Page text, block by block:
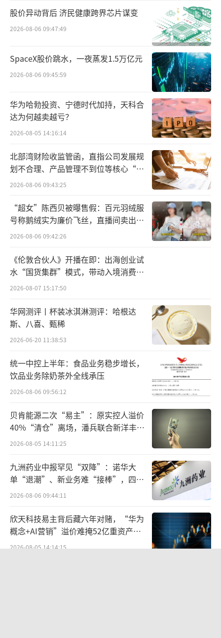
日，金富科技开盘即一字涨停，全天收报于14.
01元，总市值36.43亿元。
业绩挑战
跨界扩张，是不少企业在主业之外，培育
新增长点的一致性动作，但实施过程中往往风
险重重。此次，金富科技对外提示了风险存在
的可能性。
由于此次收购目前处于筹划时期，收购标
的的价格悬而未决，需要在完成尽调和审计评
估之后各方才进入协商程序。不过，基于标的
企业的行业背景和产品市场需求，交易价格恐
不会低。
与此同时，现金支付方式也给公司带来无
形的压力。截至今年9月末，其货币资金规模为
约2.01亿元，较年初下降11.06%。
2亿元，归母净利润0.93亿元，同比分别下降9.
12%和19.45%。这是公司上市以来，营收、归
母净利润首次双降。
公司解释，一方面，是部分新生产基地在2
025年投入使用，产能处于爬坡期，前期折旧及
备需要搬迁调试，造成产能在短期内受到一定
影响，导致营收、利润出现下降。前三季度
末，已经恢复正常生产。
这几年来，国内包装水、果汁和功能饮料
消费量的增长，直接带动上游瓶盖的需求增
随着行业竞争加剧，紫江企业、珠海中富
（000659.SZ）等头部企业把持着大部分市场
股价异动背后 济民健康跨界芯片谋变
2026-08-06 09:47:49
SpaceX股价跳水，一夜蒸发1.5万亿元
2026-08-06 09:45:59
华为哈勃投资、宁德时代加持，天科合
达为何越卖越亏？
2026-08-05 14:16:14
北部湾财险收监管函，直指公司发展规
划不合理、产品管理不到位等核心“痛
点”
2026-08-06 09:43:25
“超女”陈西贝被曝售假：百元羽绒服
号称鹅绒实为廉价飞丝，直播间卖出超
百万元
2026-08-06 09:42:26
《伦敦合伙人》开播在即：出海创业试
水“国货集群”模式，带动入境消费反
向种草
2026-08-07 15:17:50
华网测评丨杯装冰淇淋测评：哈根达
斯、八喜、甄稀
2026-06-20 11:38:53
统一中控上半年：食品业务稳步增长，
饮品业务除奶茶外全线承压
2026-08-06 09:56:12
贝肯能源二次“易主”：原实控人溢价
40%“清仓”离场，潘兵联合新洋丰、
宏科百世拟入主
2026-08-05 14:11:25
九洲药业中报罕见“双降”：诺华大
单“退潮”、新业务难“接棒”，四大
难关待闯
2026-08-06 09:44:11
欣天科技易主背后藏六年对赌，“华为
概念+AI营销”溢价难掩52亿重资产考
验
2026-08-05 14:14:15